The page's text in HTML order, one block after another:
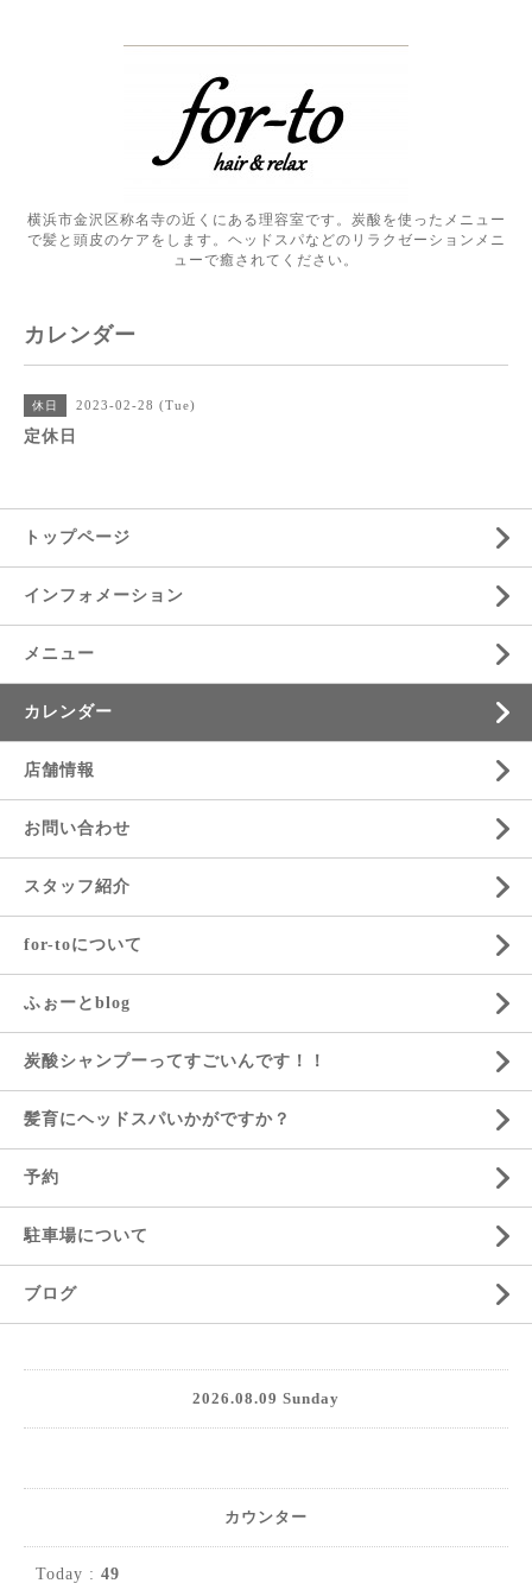
横浜市金沢区称名寺の近くにある理容室です。炭酸を使ったメニュー
で髪と頭皮のケアをします。ヘッドスパなどのリラクゼーションメニ
ューで癒されてください。
カレンダー
休日 2023-02-28 (Tue)
定休日
トップページ
インフォメーション
メニュー
カレンダー
店舗情報
お問い合わせ
スタッフ紹介
for-toについて
ふぉーとblog
炭酸シャンプーってすごいんです！！
髪育にヘッドスパいかがですか？
予約
駐車場について
ブログ
2026.08.09 Sunday
カウンター
Today : 49